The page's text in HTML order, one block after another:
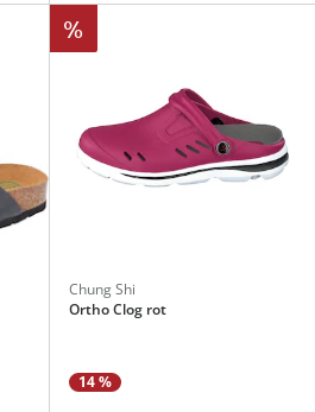
%
Chung Shi
Ortho Clog rot
14 %